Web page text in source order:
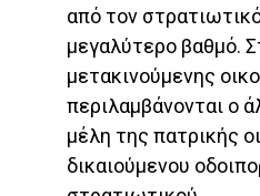
από τον
μεγαλύτερο βαθμό.
μετακινούμενης
περιλαμβάνονται ο
μέλη της πατρικής
δικαιούμενου